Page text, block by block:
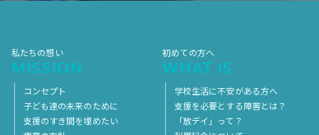
私たちの想い
MISSION
コンセプト
子ども達の未来のために
支援のすき間を埋めたい
初めての方へ
WHAT IS
学校生活に不安がある方へ
支援を必要とする障害とは？
「放デイ」って？